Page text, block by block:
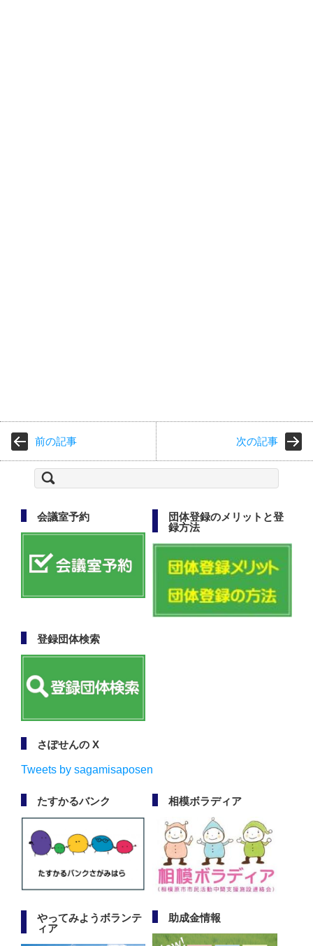
前の記事 次の記事
検
索:
会議室予約
団体登録のメリットと登
録方法
登録団体検索
さぽせんの X
Tweets by sagamisaposen
たすかるバンク 相模ボラディア
やってみようボランテ
ィア
助成金情報